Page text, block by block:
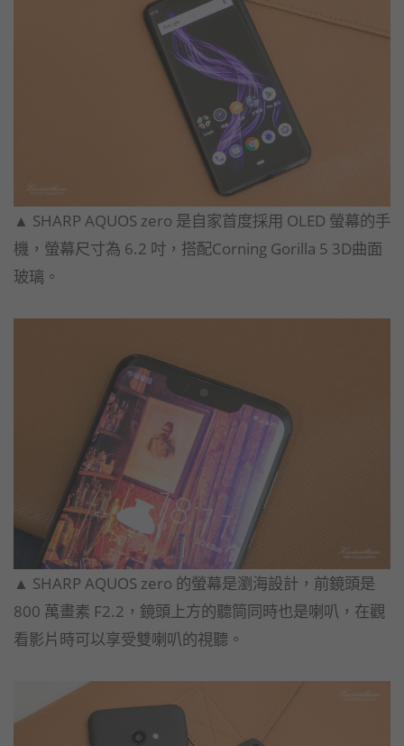
▲ SHARP AQUOS zero 是自家首度採用 OLED 螢幕的手
機，螢幕尺寸為 6.2 吋，搭配Corning Gorilla 5 3D曲面
玻璃。
▲ SHARP AQUOS zero 的螢幕是瀏海設計，前鏡頭是
800 萬畫素 F2.2，鏡頭上方的聽筒同時也是喇叭， 在觀
看影片時可以享受雙喇叭的視聽。